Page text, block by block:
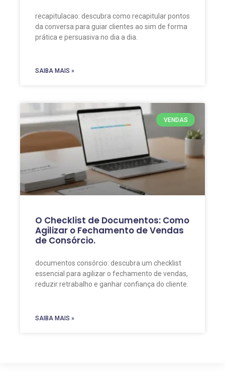
recapitulacao: descubra como recapitular pontos
da conversa para guiar clientes ao sim de forma
prática e persuasiva no dia a dia.
SAIBA MAIS »
VENDAS
O Checklist de Documentos: Como
Agilizar o Fechamento de Vendas
de Consórcio.
documentos consórcio: descubra um checklist
essencial para agilizar o fechamento de vendas,
reduzir retrabalho e ganhar confiança do cliente.
SAIBA MAIS »